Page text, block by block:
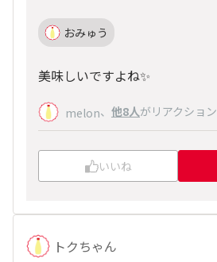
おみゅう
美味しいですよね✨️
melon、 他8人がリアクション
いいね
トクちゃん